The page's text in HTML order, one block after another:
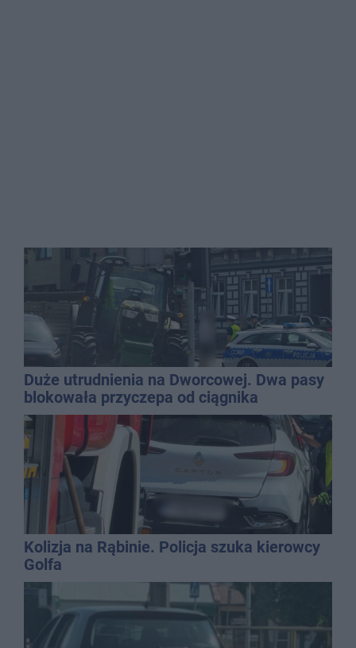
Duże utrudnienia na Dworcowej. Dwa pasy
blokowała przyczepa od ciągnika
Kolizja na Rąbinie. Policja szuka kierowcy
Golfa